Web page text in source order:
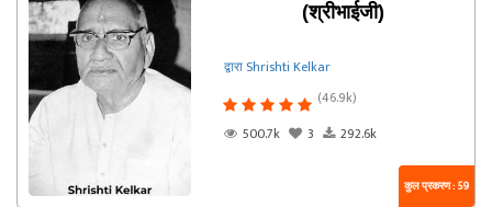
(श्रीभाईजी)
द्वारा Shrishti Kelkar
(46.9k)
500.7k
3 292.6k
कुल प्रकरण : 59